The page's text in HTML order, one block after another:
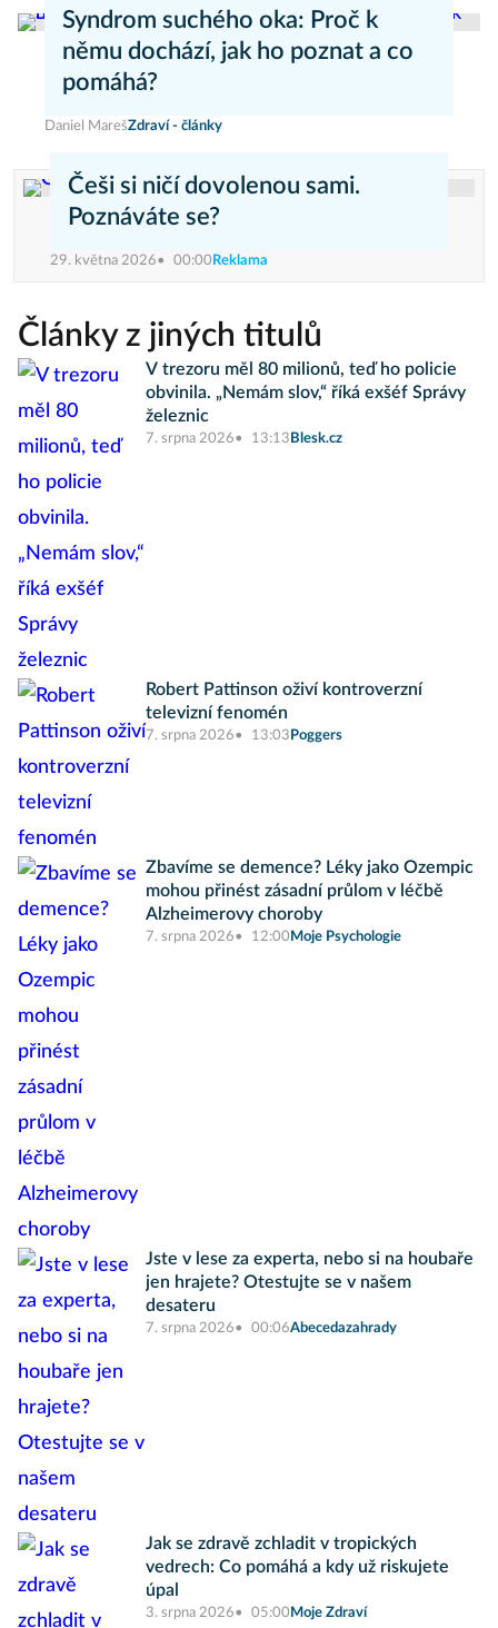
Syndrom suchého oka: Proč k
němu dochází, jak ho poznat a co
pomáhá?
Daniel MarešZdraví - články
Češi si ničí dovolenou sami.
Poznáváte se?
29. května 2026 00:00 Reklama
Články z jiných titulů
V trezoru měl 80 milionů, teď ho policie
obvinila. „Nemám slov,“ říká exšéf Správy
železnic
7. srpna 2026 13:13 Blesk.cz
Robert Pattinson oživí kontroverzní
televizní fenomén
7. srpna 2026 13:03 Poggers
Zbavíme se demence? Léky jako Ozempic
mohou přinést zásadní průlom v léčbě
Alzheimerovy choroby
7. srpna 2026 12:00 Moje Psychologie
Jste v lese za experta, nebo si na houbaře
jen hrajete? Otestujte se v našem
desateru
7. srpna 2026 00:06Abecedazahrady
Jak se zdravě zchladit v tropických
vedrech: Co pomáhá a kdy už riskujete
úpal
3. srpna 2026 05:00 Moje Zdraví